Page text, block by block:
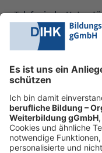
Telefonische
0228 6205 205
Fr.:
09:00-14:00
shop@dihk-bildung.shop
Vertrag widerrufen